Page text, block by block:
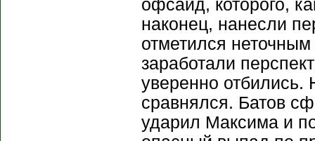
офсайд, которого,
наконец, нанесли
отметился
заработали
уверенно
сравнялся. Батов
ударил Максима и